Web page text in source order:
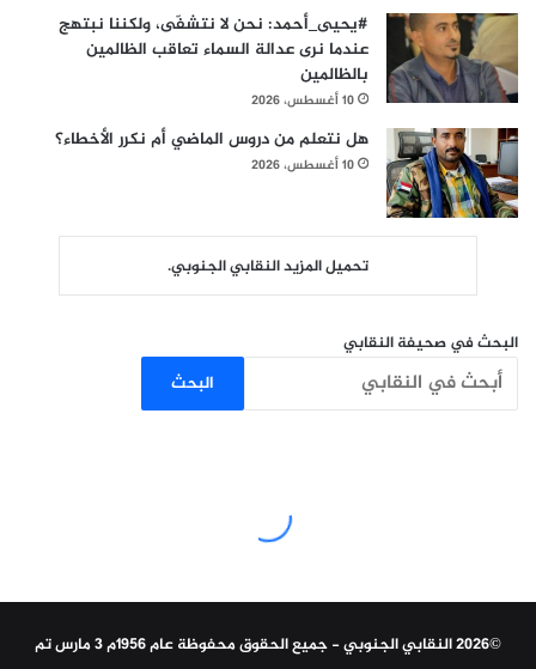
#يحيى_أحمد: نحن لا نتشفّى، ولكننا نبتهج
عندما نرى عدالة السماء تعاقب الظالمين
بالظالمين
10 أغسطس، 2026
هل نتعلم من دروس الماضي أم نكرر الأخطاء؟
10 أغسطس، 2026
تحميل المزيد النقابي الجنوبي.
البحث في صحيفة النقابي
البحث
©2026 النقابي الجنوبي - جميع الحقوق محفوظة عام 1956م 3 مارس تم